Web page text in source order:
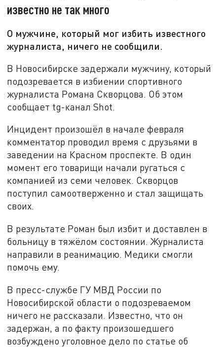
известно не так много
О мужчине, который мог избить известного
журналиста, ничего не сообщили.
В Новосибирске задержали мужчину, который
подозревается в избиении спортивного
журналиста Романа Скворцова. Об этом
сообщает tg-канал Shot.
Инцидент произошёл в начале февраля
комментатор проводил время с друзьями в
заведении на Красном проспекте. В один
момент его товарищи начали ругаться с
компанией из семи человек. Скворцов
поступил самоотверженно и стал защищать
своих.
В результате Роман был избит и доставлен в
больницу в тяжёлом состоянии. Журналиста
направили в реанимацию. Медики смогли
помочь ему.
В пресс-службе ГУ МВД России по
Новосибирской области о подозреваемом
ничего не рассказали. Известно, что он
задержан, а по факту произошедшего
возбуждено уголовное дело по статье об